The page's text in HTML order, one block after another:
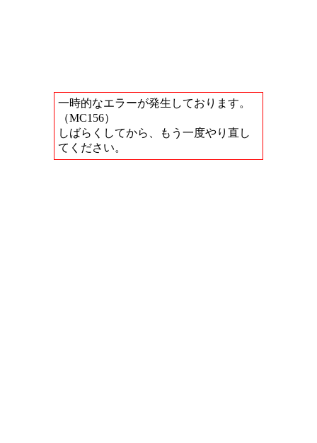
一時的なエラーが発生しております。
（MC156）
しばらくしてから、もう一度やり直し
てください。